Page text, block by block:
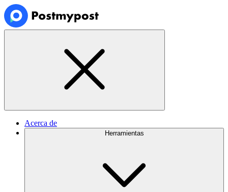
Acerca de
Herramientas